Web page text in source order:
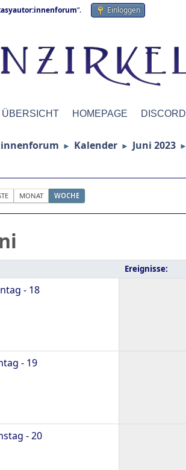
“. Einloggen
ÜBERSICHT HOMEPAGE DISCORD
► Kalender ► Juni 2023 ►
MONAT WOCHE
Ereignisse:
- 18
- 19
- 20